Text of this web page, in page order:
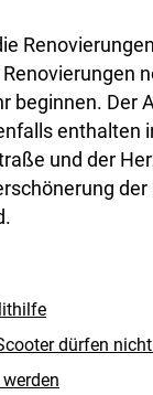
beginnen. Der
enthalten
und der
dürfen